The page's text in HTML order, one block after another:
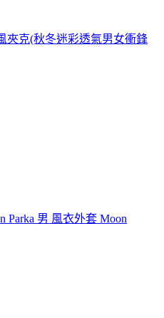
夾克(秋冬迷彩透氣男女衝鋒
Parka 男 風衣外套 Moon